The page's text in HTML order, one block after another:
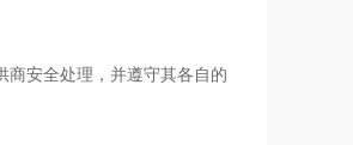
商安全处理，并遵守其各自的